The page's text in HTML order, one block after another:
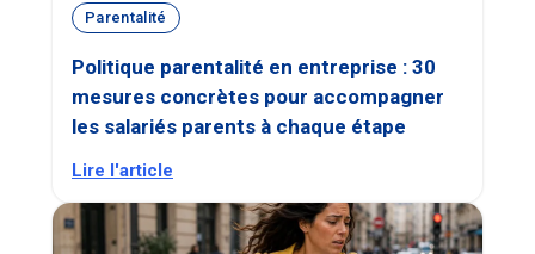
Parentalité
Politique parentalité en entreprise : 30
mesures concrètes pour accompagner
les salariés parents à chaque étape
Lire l'article